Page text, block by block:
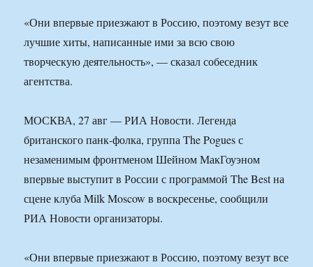
«Они впервые приезжают в Россию, поэтому везут все
лучшие хиты, написанные ими за всю свою
творческую деятельность», — сказал собеседник
агентства.
МОСКВА, 27 авг — РИА Новости. Легенда
британского панк-фолка, группа The Pogues с
незаменимым фронтменом Шейном МакГоуэном
впервые выступит в России с программой The Best на
сцене клуба Milk Moscow в воскресенье, сообщили
РИА Новости организаторы.
«Они впервые приезжают в Россию, поэтому везут все